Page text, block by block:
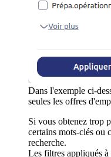
Dans l'exemple ci-
seules les offres
Si vous obtenez trop
certains mots-clés ou
recherche.
Les filtres appliqués à